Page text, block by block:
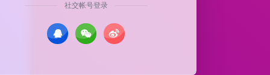
社交帐号登录